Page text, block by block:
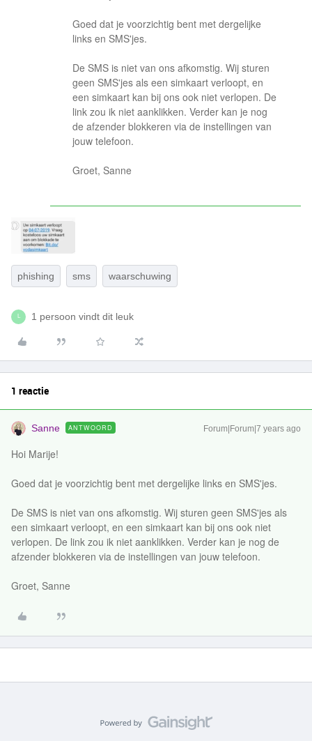
Goed dat je voorzichtig bent met dergelijke
links en SMS'jes.
De SMS is niet van ons afkomstig. Wij sturen
geen SMS'jes als een simkaart verloopt, en
een simkaart kan bij ons ook niet verlopen. De
link zou ik niet aanklikken. Verder kan je nog
de afzender blokkeren via de instellingen van
jouw telefoon.
Groet, Sanne
phishing sms waarschuwing
L 1 persoon vindt dit leuk
1 reactie
Sanne ANTWOORD Forum|Forum|7 years ago
Hoi Marije!
Goed dat je voorzichtig bent met dergelijke links en SMS'jes.
De SMS is niet van ons afkomstig. Wij sturen geen SMS'jes als
een simkaart verloopt, en een simkaart kan bij ons ook niet
verlopen. De link zou ik niet aanklikken. Verder kan je nog de
afzender blokkeren via de instellingen van jouw telefoon.
Groet, Sanne